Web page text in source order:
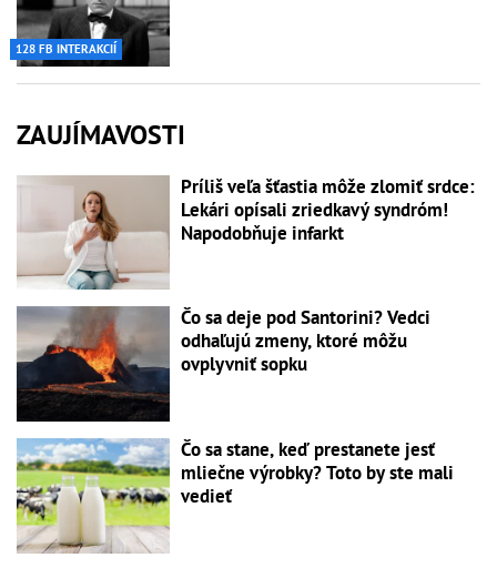
128 FB INTERAKCIÍ
ZAUJÍMAVOSTI
Príliš veľa šťastia môže zlomiť srdce:
Lekári opísali zriedkavý syndróm!
Napodobňuje infarkt
Čo sa deje pod Santorini? Vedci
odhaľujú zmeny, ktoré môžu
ovplyvniť sopku
Čo sa stane, keď prestanete jesť
mliečne výrobky? Toto by ste mali
vedieť